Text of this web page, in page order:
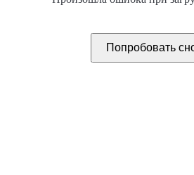
Попробовать